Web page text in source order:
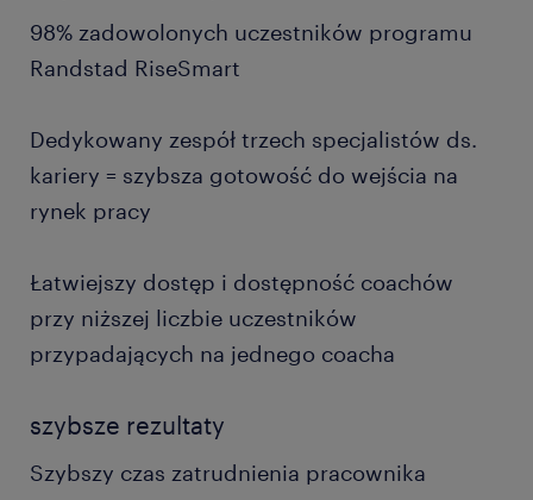
98% zadowolonych uczestników programu
Randstad RiseSmart
Dedykowany zespół trzech specjalistów ds.
kariery = szybsza gotowość do wejścia na
rynek pracy
Łatwiejszy dostęp i dostępność coachów
przy niższej liczbie uczestników
przypadających na jednego coacha
szybsze rezultaty
Szybszy czas zatrudnienia pracownika